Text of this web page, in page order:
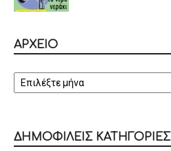
ΑΡΧΕΙΟ
ΔΗΜΟΦΙΛΕΙΣ ΚΑΤΗΓΟΡΙΕΣ